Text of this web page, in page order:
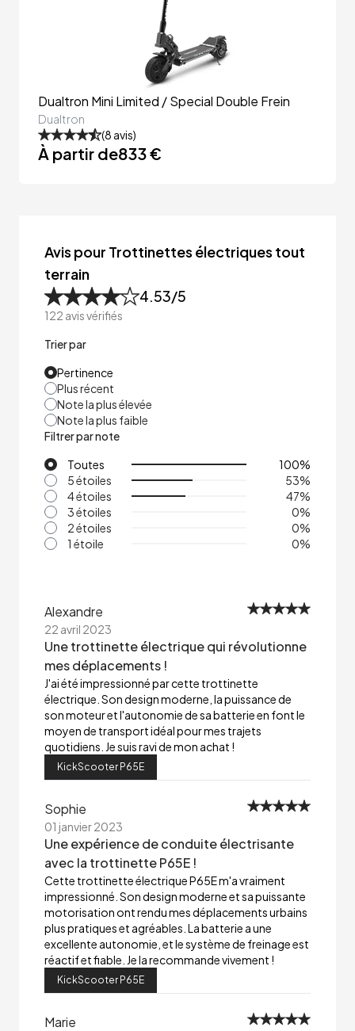
Dualtron Mini Limited / Special Double Frein
Dualtron
(8 avis)
À partir de833 €
Avis pour Trottinettes électriques tout
terrain
4.53/5
122 avis vérifiés
Trier par
Pertinence
Plus récent
Note la plus élevée
Note la plus faible
Filtrer par note
Toutes
100%
5 étoiles
53%
4 étoiles
47%
3 étoiles
0%
2 étoiles
0%
1 étoile
0%
Alexandre
22 avril 2023
Une trottinette électrique qui révolutionne
mes déplacements !
J'ai été impressionné par cette trottinette
électrique. Son design moderne, la puissance de
son moteur et l'autonomie de sa batterie en font le
moyen de transport idéal pour mes trajets
quotidiens. Je suis ravi de mon achat !
KickScooter P65E
Sophie
01 janvier 2023
Une expérience de conduite électrisante
avec la trottinette P65E !
Cette trottinette électrique P65E m'a vraiment
impressionné. Son design moderne et sa puissante
motorisation ont rendu mes déplacements urbains
plus pratiques et agréables. La batterie a une
excellente autonomie, et le système de freinage est
réactif et fiable. Je la recommande vivement !
KickScooter P65E
Marie